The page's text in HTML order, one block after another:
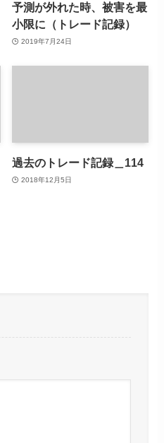
予測が外れた時、被害を最
小限に（トレード記録）
2019年7月24日
過去のトレード記録＿114
2018年12月5日